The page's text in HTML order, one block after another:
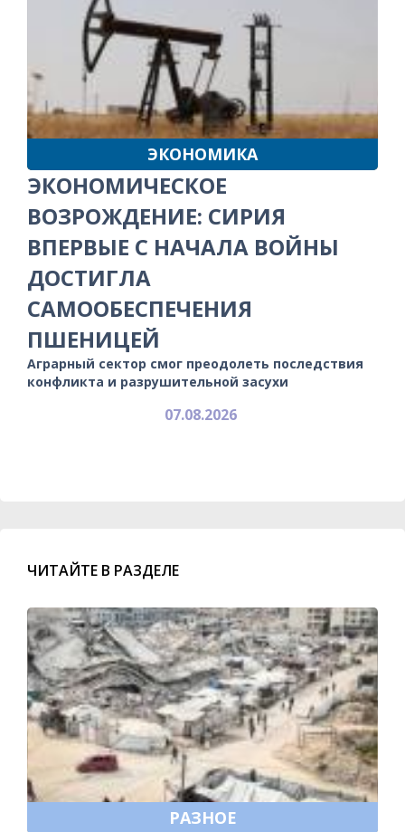
ЭКОНОМИКА
ЭКОНОМИЧЕСКОЕ
ВОЗРОЖДЕНИЕ: СИРИЯ
ВПЕРВЫЕ С НАЧАЛА ВОЙНЫ
ДОСТИГЛА
САМООБЕСПЕЧЕНИЯ
ПШЕНИЦЕЙ
Аграрный сектор смог преодолеть последствия
конфликта и разрушительной засухи
07.08.2026
ЧИТАЙТЕ В РАЗДЕЛЕ
РАЗНОЕ